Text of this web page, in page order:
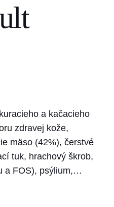
a kačacieho
zdravej kože,
mäso (42%), čerstvé
tuk, hrachový škrob,
a FOS), psýlium,…